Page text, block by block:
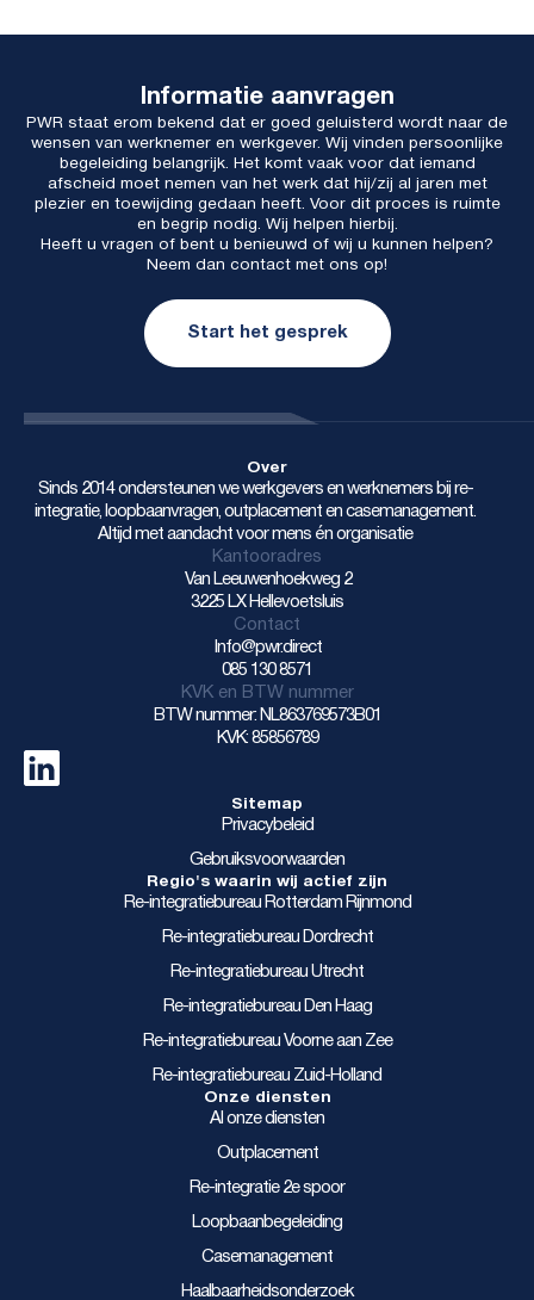
Informatie aanvragen
PWR staat erom bekend dat er goed geluisterd wordt naar de
wensen van werknemer en werkgever. Wij vinden persoonlijke
begeleiding belangrijk. Het komt vaak voor dat iemand
afscheid moet nemen van het werk dat hij/zij al jaren met
plezier en toewijding gedaan heeft. Voor dit proces is ruimte
en begrip nodig. Wij helpen hierbij.
Heeft u vragen of bent u benieuwd of wij u kunnen helpen?
Neem dan contact met ons op!
Start het gesprek
Over
Sinds 2014 ondersteunen we werkgevers en werknemers bij re-
integratie, loopbaanvragen, outplacement en casemanagement.
Altijd met aandacht voor mens én organisatie
Kantooradres
Van Leeuwenhoekweg 2
3225 LX Hellevoetsluis
Contact
Info@pwr.direct
085 130 8571
KVK en BTW nummer
BTW nummer: NL863769573B01
KVK: 85856789
Sitemap
Privacybeleid
Gebruiksvoorwaarden
Regio's waarin wij actief zijn
Re-integratiebureau Rotterdam Rijnmond
Re-integratiebureau Dordrecht
Re-integratiebureau Utrecht
Re-integratiebureau Den Haag
Re-integratiebureau Voorne aan Zee
Re-integratiebureau Zuid-Holland
Onze diensten
Al onze diensten
Outplacement
Re-integratie 2e spoor
Loopbaanbegeleiding
Casemanagement
Haalbaarheidsonderzoek